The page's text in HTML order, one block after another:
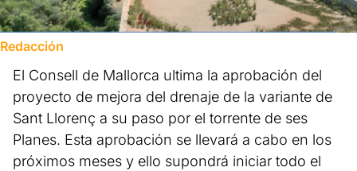
Redacción
El Consell de Mallorca ultima la aprobación del
proyecto de mejora del drenaje de la variante de
Sant Llorenç a su paso por el torrente de ses
Planes. Esta aprobación se llevará a cabo en los
próximos meses y ello supondrá iniciar todo el